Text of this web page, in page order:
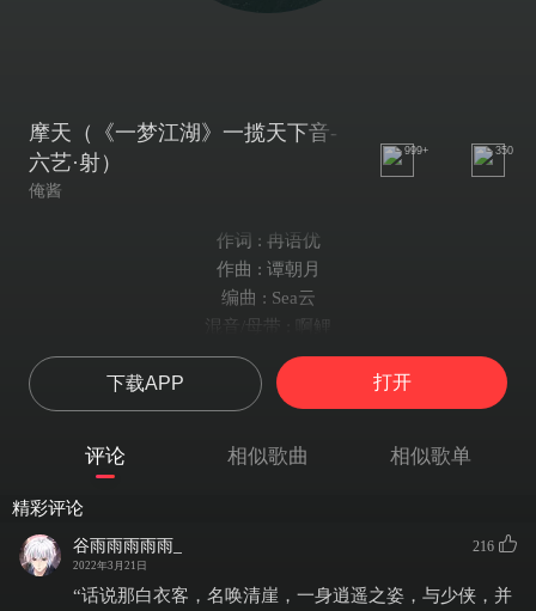
摩天（《一梦江湖》一揽天下音-
六艺·射）
俺酱
999+ 350
作词 : 冉语优
作曲 : 谭朝月
编曲 : Sea云
混音/母带 : 啊鲤
老生 : Yoji
评书播讲 : 马语非
评书编写 : 红衣
录音师 : 方佳维
君子雅好一技之长
下载APP 打开
评论 相似歌曲 相似歌单
精彩评论
谷雨雨雨雨雨_
2022年3月21日
216
“话说那白衣客，名唤清崖，一身逍遥之姿，与少侠，并